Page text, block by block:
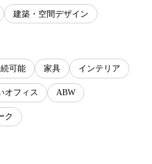
建築・空間デザイン
可能 家具 インテリア
オフィス ABW
ク